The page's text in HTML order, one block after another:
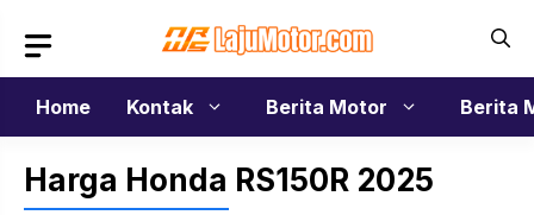
isi
Home
Kontak Berita Motor Berita
Harga Honda RS150R 2025